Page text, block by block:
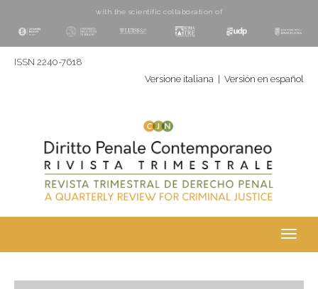
with the scientific collaboration of
ISSN 2240-7618
Versione italiana
Versión en español